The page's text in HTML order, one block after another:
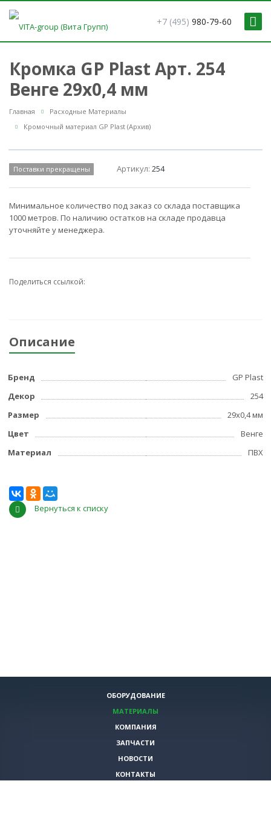
+7 (495) 980-79-60
Кромка GP Plast Арт. 254
Венге 29x0,4 мм
Главная
Расходные Материалы
Кромочный материал GP Plast (Архив)
Поставки прекращены Артикул:254
Минимальное количество под заказ со склада поставщика
1000 метров. По наличию остатков на складе продавца
уточняйте у менеджера.
Поделиться ссылкой:
Описание
Бренд
GP Plast
Декор
254
Размер
29x0,4 мм
Цвет
Венге
Материал
ПВХ
Вернуться к списку
ОБОРУДОВАНИЕ
МАТЕРИАЛЫ
КОМПАНИЯ
ЗАПЧАСТИ
НОВОСТИ
КОНТАКТЫ